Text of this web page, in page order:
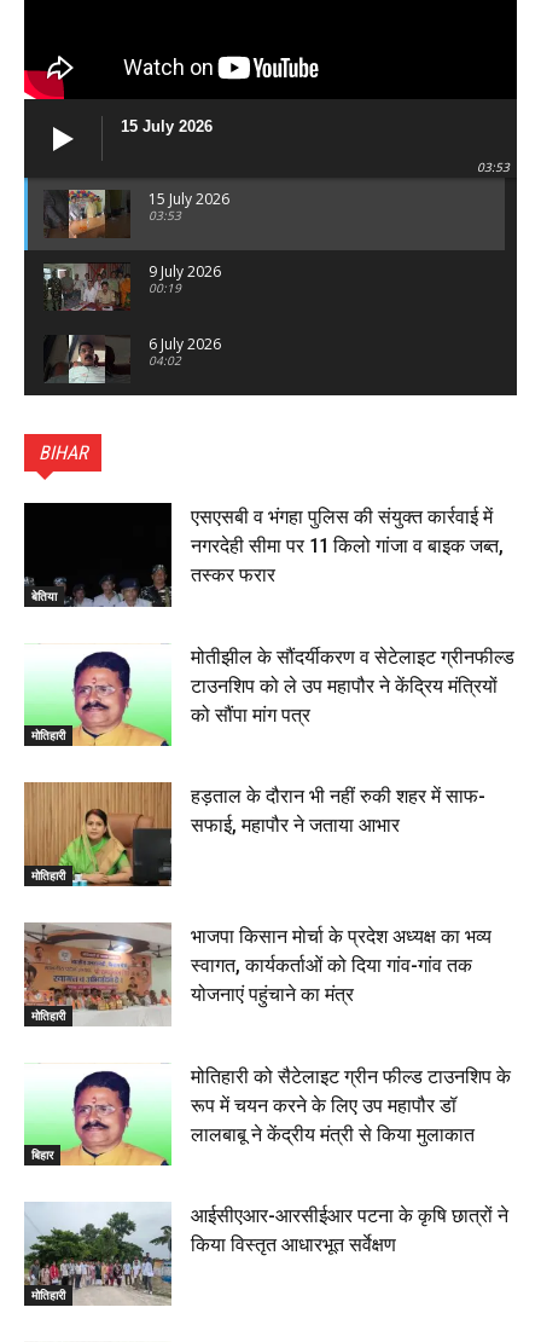
15 July 2026
03:53
15 July 2026
03:53
9 July 2026
00:19
6 July 2026
04:02
का भव्य पथ संचलन, 5 July 2026
बेतिया : मझौलिया में 1.24 क्विंटल गांजा के साथ बोलेरो ज़ब्त, दो
तस्कर गिरफ्तार, 4 July 2026
00:39
00:33
रक्सौल : सुरक्षा जॉंच को सोना-चांदी दुकानों का एसडीपीओ और
थानाध्यक्ष ने किया निरीक्षण, 19 June 2026
00:58
बेतिया में सगे भाई ने मां के साथ मिलकर की भाई की हत्या, शव
जलाया, दोनों गिरफ्तार, 14 June 2026
00:12
मोतिहारी। NDA सरकार, 12 साल विश्वास के, मीडिया संवाद में
सांसद रधामोहन सिंह, 13 June 2026
02:19
BIHAR
बेतिया
एसएसबी व भंगहा पुलिस की संयुक्त कार्रवाई में
नगरदेही सीमा पर 11 किलो गांजा व बाइक जब्त,
तस्कर फरार
मोतिहारी
मोतीझील के सौंदर्यीकरण व सेटेलाइट ग्रीनफील्ड
टाउनशिप को ले उप महापौर ने केंद्रिय मंत्रियों
को सौंपा मांग पत्र
मोतिहारी
हड़ताल के दौरान भी नहीं रुकी शहर में साफ-
सफाई, महापौर ने जताया आभार
मोतिहारी
भाजपा किसान मोर्चा के प्रदेश अध्यक्ष का भव्य
स्वागत, कार्यकर्ताओं को दिया गांव-गांव तक
योजनाएं पहुंचाने का मंत्र
बिहार
मोतिहारी को सैटेलाइट ग्रीन फील्ड टाउनशिप के
रूप में चयन करने के लिए उप महापौर डॉ
लालबाबू ने केंद्रीय मंत्री से किया मुलाकात
मोतिहारी
आईसीएआर-आरसीईआर पटना के कृषि छात्रों ने
किया विस्तृत आधारभूत सर्वेक्षण